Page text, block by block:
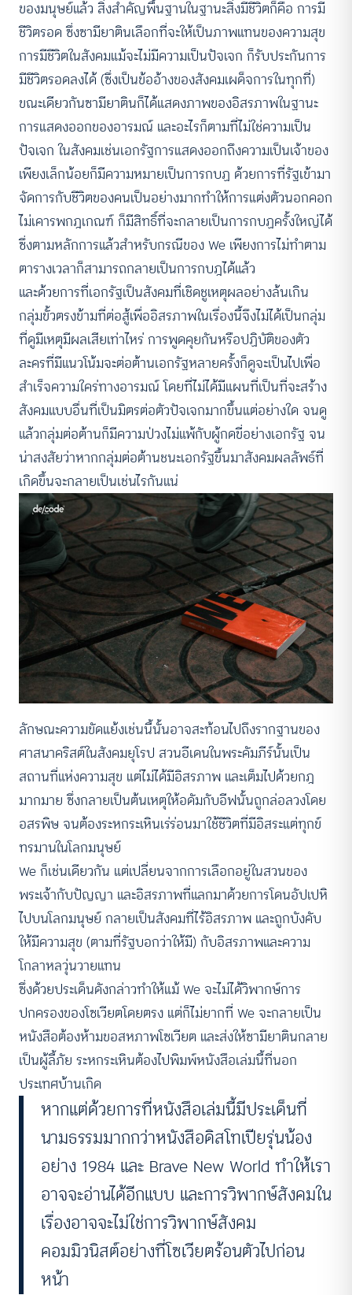
ของมนุษย์แล้ว สิ่งสำคัญพื้นฐานในฐานะสิ่งมีชีวิตก็คือ การมี
ชีวิตรอด ซึ่งซามียาตินเลือกที่จะให้เป็นภาพแทนของความสุข
การมีชีวิตในสังคมแม้จะไม่มีความเป็นปัจเจก ก็รับประกันการ
มีชีวิตรอดลงได้ (ซึ่งเป็นข้ออ้างของสังคมเผด็จการในทุกที่)
ขณะเดียวกันซามียาตินก็ได้แสดงภาพของอิสรภาพในฐานะ
การแสดงออกของอารมณ์ และอะไรก็ตามที่ไม่ใช่ความเป็น
ปัจเจก ในสังคมเช่นเอกรัฐการแสดงออกถึงความเป็นเจ้าของ
เพียงเล็กน้อยก็มีความหมายเป็นการกบฏ ด้วยการที่รัฐเข้ามา
จัดการกับชีวิตของคนเป็นอย่างมากทำให้การแต่งตัวนอกคอก
ไม่เคารพกฎเกณฑ์ ก็มีสิทธิ์ที่จะกลายเป็นการกบฏครั้งใหญ่ได้
ซึ่งตามหลักการแล้วสำหรับกรณีของ We เพียงการไม่ทำตาม
ตารางเวลาก็สามารถกลายเป็นการกบฎได้แล้ว
และด้วยการที่เอกรัฐเป็นสังคมที่เชิดชูเหตุผลอย่างล้นเกิน
กลุ่มขั้วตรงข้ามที่ต่อสู้เพื่ออิสรภาพในเรื่องนี้จึงไม่ได้เป็นกลุ่ม
ที่ดูมีเหตุมีผลเสียเท่าไหร่ การพูดคุยกันหรือปฏิบัติของตัว
ละครที่มีแนวโน้มจะต่อต้านเอกรัฐหลายครั้งก็ดูจะเป็นไปเพื่อ
สำเร็จความใคร่ทางอารมณ์ โดยที่ไม่ได้มีแผนที่เป็นที่จะสร้าง
สังคมแบบอื่นที่เป็นมิตรต่อตัวปัจเจกมากขึ้นแต่อย่างใด จนดู
แล้วกลุ่มต่อต้านก็มีความป่วงไม่แพ้กับผู้กดขี่อย่างเอกรัฐ จน
น่าสงสัยว่าหากกลุ่มต่อต้านชนะเอกรัฐขึ้นมาสังคมผลลัพธ์ที่
เกิดขึ้นจะกลายเป็นเช่นไรกันแน่
ลักษณะความขัดแย้งเช่นนี้นั้นอาจสะท้อนไปถึงรากฐานของ
ศาสนาคริสต์ในสังคมยุโรป สวนอีเดนในพระคัมภีร์นั้นเป็น
สถานที่แห่งความสุข แต่ไม่ได้มีอิสรภาพ และเต็มไปด้วยกฎ
มากมาย ซึ่งกลายเป็นต้นเหตุให้อดัมกับอีฟนั้นถูกล่อลวงโดย
อสรพิษ จนต้องระหกระเหินเร่ร่อนมาใช้ชีวิตที่มีอิสระแต่ทุกข์
ทรมานในโลกมนุษย์
We ก็เช่นเดียวกัน แต่เปลี่ยนจากการเลือกอยู่ในสวนของ
พระเจ้ากับปัญญา และอิสรภาพที่แลกมาด้วยการโดนอัปเปหิ
ไปบนโลกมนุษย์ กลายเป็นสังคมที่ไร้อิสรภาพ และถูกบังคับ
ให้มีความสุข (ตามที่รัฐบอกว่าให้มี) กับอิสรภาพและความ
โกลาหลวุ่นวายแทน
ซึ่งด้วยประเด็นดังกล่าวทำให้แม้ We จะไม่ได้วิพากษ์การ
ปกครองของโซเวียตโดยตรง แต่ก็ไม่ยากที่ We จะกลายเป็น
หนังสือต้องห้ามขอสหภาพโซเวียต และส่งให้ซามียาตินกลาย
เป็นผู้ลี้ภัย ระหกระเหินต้องไปพิมพ์หนังสือเล่มนี้ที่นอก
ประเทศบ้านเกิด
หากแต่ด้วยการที่หนังสือเล่มนี้มีประเด็นที่
นามธรรมมากกว่าหนังสือดิสโทเปียรุ่นน้อง
อย่าง 1984 และ Brave New World ทำให้เรา
อาจจะอ่านได้อีกแบบ และการวิพากษ์สังคมใน
เรื่องอาจจะไม่ใช่การวิพากษ์สังคม
คอมมิวนิสต์อย่างที่โซเวียตร้อนตัวไปก่อน
หน้า